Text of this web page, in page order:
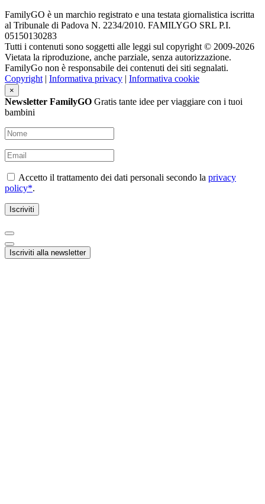
FamilyGO è un marchio registrato e una testata giornalistica iscritta
al Tribunale di Padova N. 2234/2010. FAMILYGO SRL P.I.
05150130283
Tutti i contenuti sono soggetti alle leggi sul copyright © 2009-2026
Vietata la riproduzione, anche parziale, senza autorizzazione.
FamilyGo non è responsabile dei contenuti dei siti segnalati.
Copyright | Informativa privacy | Informativa cookie
×
Newsletter FamilyGO Gratis tante idee per viaggiare con i tuoi
bambini
Accetto il trattamento dei dati personali secondo la privacy
policy*.
Iscriviti alla newsletter